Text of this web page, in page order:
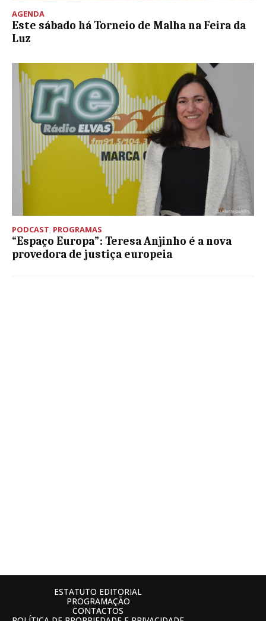
AGENDA
Este sábado há Torneio de Malha na Feira da
Luz
PODCAST, PROGRAMAS
“Espaço Europa”: Teresa Anjinho é a nova
provedora de justiça europeia
ESTATUTO EDITORIAL
PROGRAMAÇÃO
CONTACTOS